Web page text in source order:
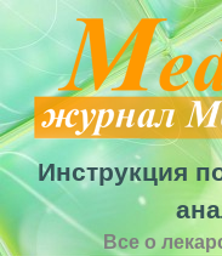
к
Инструкция
Все о